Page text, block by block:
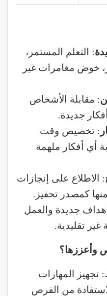
: التعلم المستمر،
خوض مغامرات غير
: مقابلة الأشخاص
جديدة.
: تخصيص وقت
أي أفكار ملهمة
: الاطلاع على إنجازات
منها كمصدر تحفيز.
جديدة والعمل
تقليدية.
وأعززها؟
: تجهيز المهارات
من الفرص